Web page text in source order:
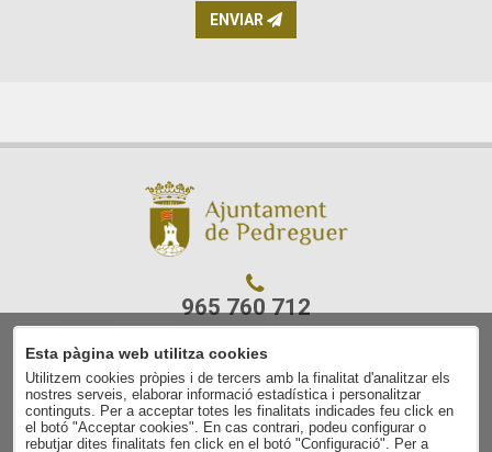
ENVIAR
965 760 712
C/ Ajuntament, 7
03750 Pedreguer
(Alacant)
Esta pàgina web utilitza cookies
Utilitzem cookies pròpies i de tercers amb la finalitat d'analitzar els
nostres serveis, elaborar informació estadística i personalitzar
continguts. Per a acceptar totes les finalitats indicades feu click en
el botó "Acceptar cookies". En cas contrari, podeu configurar o
rebutjar dites finalitats fen click en el botó "Configuració". Per a